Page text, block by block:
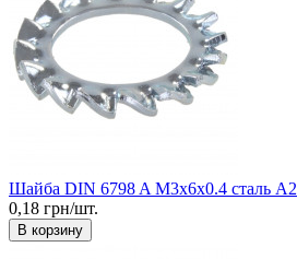
Шайба DIN 6798 A М3x6x0.4 сталь А2
0,18 грн/шт.
В корзину